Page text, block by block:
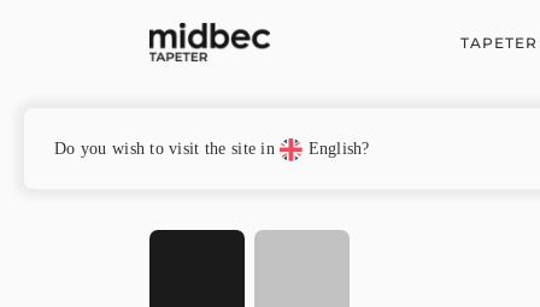
TAPETER
/ Grafico / Liverpool – GD32144
Do you wish to visit the site in English?